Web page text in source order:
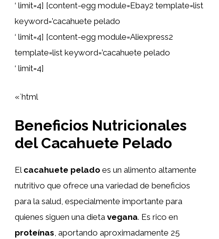
‘ limit=4] [content-egg module=Ebay2 template=list
keyword=’cacahuete pelado
‘ limit=4] [content-egg module=Aliexpress2
template=list keyword=’cacahuete pelado
‘ limit=4]
«`html
Beneficios Nutricionales
del Cacahuete Pelado
El cacahuete pelado es un alimento altamente
nutritivo que ofrece una variedad de beneficios
para la salud, especialmente importante para
quienes siguen una dieta vegana. Es rico en
proteínas, aportando aproximadamente 25